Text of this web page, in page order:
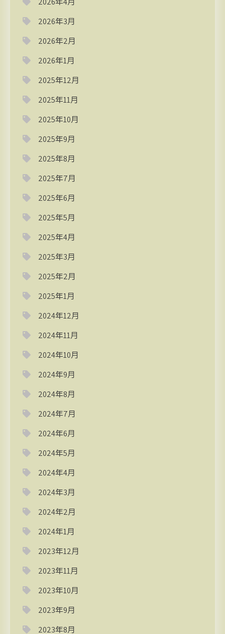
2026年3月
2026年2月
2026年1月
2025年12月
2025年11月
2025年10月
2025年9月
2025年8月
2025年7月
2025年6月
2025年5月
2025年4月
2025年3月
2025年2月
2025年1月
2024年12月
2024年11月
2024年10月
2024年9月
2024年8月
2024年7月
2024年6月
2024年5月
2024年4月
2024年3月
2024年2月
2024年1月
2023年12月
2023年11月
2023年10月
2023年9月
2023年8月